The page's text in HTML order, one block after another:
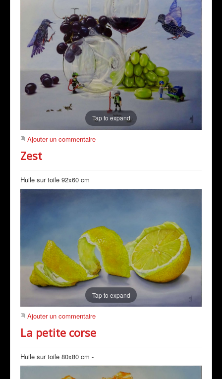
Tap to expand
Ajouter un commentaire
Zest
Huile sur toile 92x60 cm
Tap to expand
Ajouter un commentaire
La petite corse
Huile sur toile 80x80 cm -